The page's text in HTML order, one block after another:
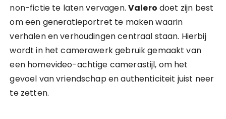
non-fictie te laten vervagen. Valero doet zijn best
om een generatieportret te maken waarin
verhalen en verhoudingen centraal staan. Hierbij
wordt in het camerawerk gebruik gemaakt van
een homevideo-achtige camerastijl, om het
gevoel van vriendschap en authenticiteit juist neer
te zetten.